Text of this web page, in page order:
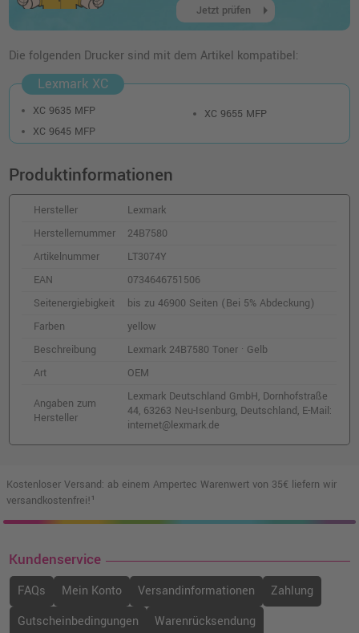
Jetzt prüfen arrow_right
Die folgenden Drucker sind mit dem Artikel kompatibel:
Lexmark XC
XC 9635 MFP
XC 9645 MFP
XC 9655 MFP
Produktinformationen
Hersteller
Lexmark
Herstellernummer
24B7580
Artikelnummer
LT3074Y
EAN
0734646751506
Seitenergiebigkeit
bis zu 46900 Seiten (Bei 5% Abdeckung)
Farben
yellow
Beschreibung
Lexmark 24B7580 Toner · Gelb
Art
OEM
Angaben zum
Hersteller
Lexmark Deutschland GmbH, Dornhofstraße
44, 63263 Neu-Isenburg, Deutschland, E-Mail:
internet@lexmark.de
Kostenloser Versand: ab einem Ampertec Warenwert von 35€ liefern wir
versandkostenfrei!¹
Kundenservice
FAQs Mein Konto Versandinformationen
Zahlung
Gutscheinbedingungen
Warenrücksendung